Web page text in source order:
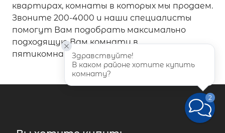
квартирах, комнаты в которых мы продаем.
Звоните 200-4000 и наши специалисты
помогут Вам подобрать максимально
подходящую Вам комнату в
пятикомнатной квартире.
2
Здравствуйте!
В каком районе хотите купить
комнату?